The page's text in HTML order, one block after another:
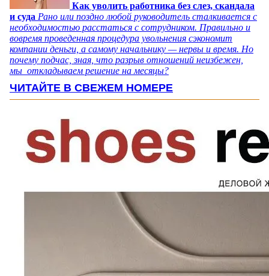
Как уволить работника без слез, скандала
и суда Рано или поздно любой руководитель сталкивается с
необходимостью расстаться с сотрудником. Правильно и
вовремя проведенная процедура увольнения сэкономит
компании деньги, а самому начальнику — нервы и время. Но
почему подчас, зная, что разрыв отношений неизбежен,
мы откладываем решение на месяцы?
ЧИТАЙТЕ В СВЕЖЕМ НОМЕРЕ